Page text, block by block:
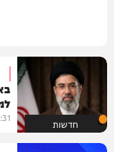
חדשות